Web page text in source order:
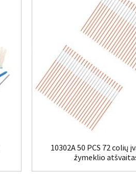
10302A 50 PCS 72 colių
žymeklio